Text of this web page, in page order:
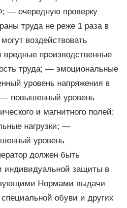
— очередную проверку
труда не реже 1 раза в
воздействовать
производственные
труда; — эмоциональные
уровень напряжения в
— повышенный уровень
и магнитного полей;
нагрузки; —
уровень
должен быть
индивидуальной защиты в
Нормами выдачи
обуви и других